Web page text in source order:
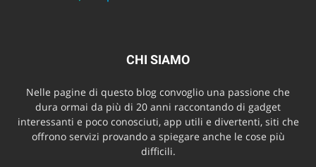
CHI SIAMO
Nelle pagine di questo blog convoglio una passione che
dura ormai da più di 20 anni raccontando di gadget
interessanti e poco conosciuti, app utili e divertenti, siti che
offrono servizi provando a spiegare anche le cose più
difficili.